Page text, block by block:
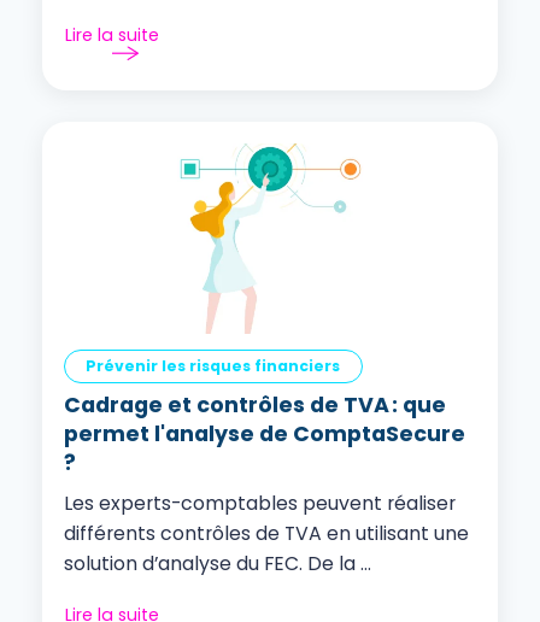
Lire la suite
Prévenir les risques financiers
Cadrage et contrôles de TVA : que
permet l'analyse de ComptaSecure
?
Les experts-comptables peuvent réaliser
différents contrôles de TVA en utilisant une
solution d’analyse du FEC. De la ...
Lire la suite